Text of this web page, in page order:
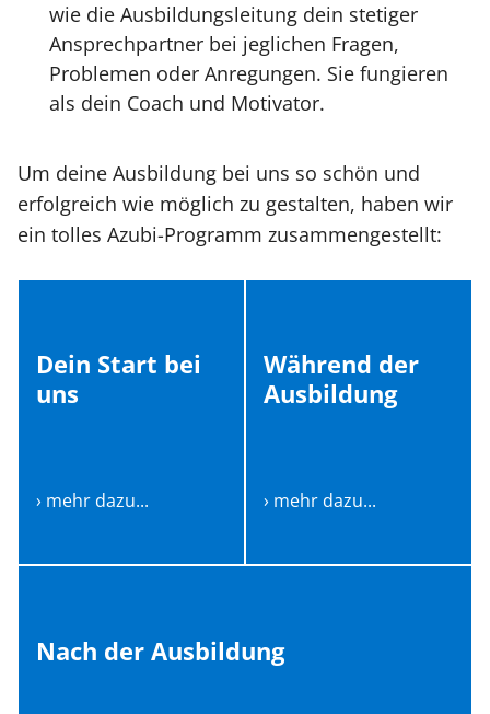
wie die Ausbildungsleitung dein stetiger
Ansprechpartner bei jeglichen Fragen,
Problemen oder Anregungen. Sie fungieren
als dein Coach und Motivator.
Um deine Ausbildung bei uns so schön und
erfolgreich wie möglich zu gestalten, haben wir
ein tolles Azubi-Programm zusammengestellt:
Dein Start bei
uns
› mehr dazu...
Während der
Ausbildung
› mehr dazu...
Nach der Ausbildung